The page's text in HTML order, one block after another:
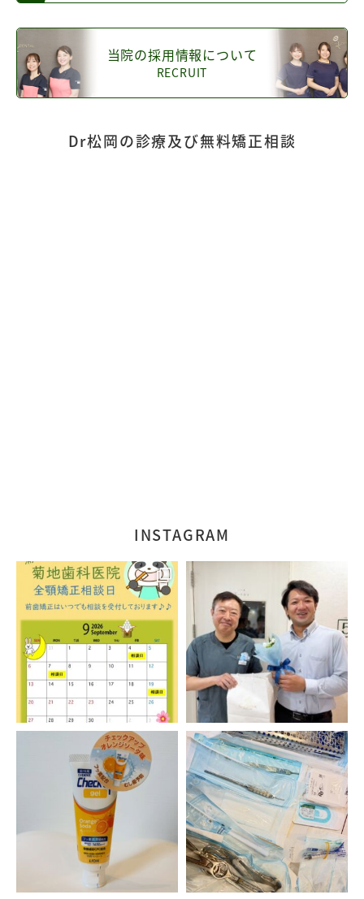
当院の採用情報について
RECRUIT
Dr松岡の診療及び無料矯正相談
INSTAGRAM